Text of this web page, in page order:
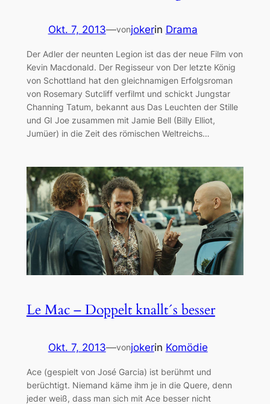
Okt. 7, 2013—vonjokerin Drama
Der Adler der neunten Legion ist das der neue Film von
Kevin Macdonald. Der Regisseur von Der letzte König
von Schottland hat den gleichnamigen Erfolgsroman
von Rosemary Sutcliff verfilmt und schickt Jungstar
Channing Tatum, bekannt aus Das Leuchten der Stille
und GI Joe zusammen mit Jamie Bell (Billy Elliot,
Jumüer) in die Zeit des römischen Weltreichs…
Le Mac – Doppelt knallt´s besser
Okt. 7, 2013—vonjokerin Komödie
Ace (gespielt von José Garcia) ist berühmt und
berüchtigt. Niemand käme ihm je in die Quere, denn
jeder weiß, dass man sich mit Ace besser nicht